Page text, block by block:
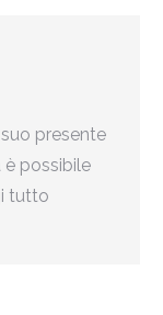
presente
è possibile
tutto